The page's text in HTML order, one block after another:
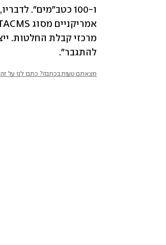
להתגבר".
מצאתם טעות בכתבה? כתבו לנו על זה